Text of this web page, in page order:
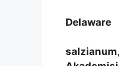
Delaware
salzianum,